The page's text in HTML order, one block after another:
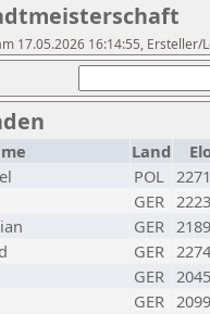
17.05.2026 16:14:55, Ersteller/
Land
POL 2271
GER 2223
GER 2189
GER 2274
GER 2045
GER 2099